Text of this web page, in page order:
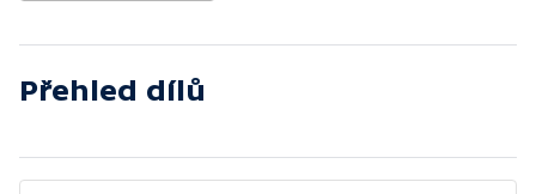
Přehled dílů